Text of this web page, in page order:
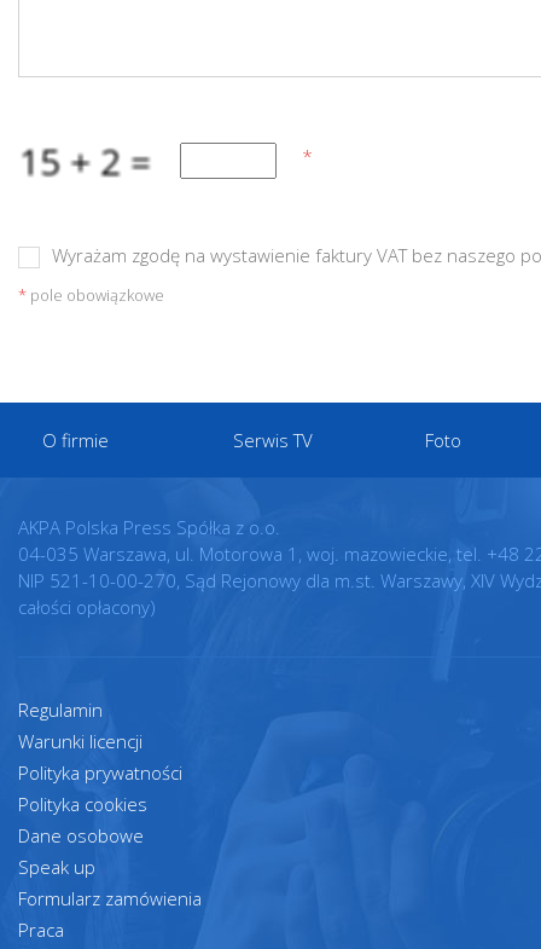
Wyrażam zgodę na wystawienie faktury VAT bez naszego
* pole obowiązkowe
O firmie Serwis TV Foto
AKPA Polska Press Spółka z o.o.
04-035 Warszawa, ul. Motorowa 1, woj. mazowieckie, tel. +48
NIP 521-10-00-270, Sąd Rejonowy dla m.st. Warszawy, XIV
całości opłacony)
Regulamin
Warunki licencji
Polityka prywatności
Polityka cookies
Dane osobowe
Speak up
Formularz zamówienia
Praca